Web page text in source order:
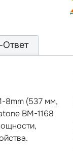
8mm (537 мм,
BM-1168